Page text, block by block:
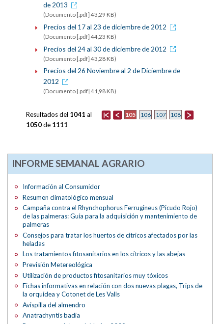
de 2013
(Documento [.pdf] 43,29 KB)
Precios del 17 al 23 de diciembre de 2012
(Documento [.pdf] 44,23 KB)
Precios del 24 al 30 de diciembre de 2012
(Documento [.pdf] 43,28 KB)
Precios del 26 Noviembre al 2 de Diciembre de
2012
(Documento [.pdf] 41,98 KB)
105 106 107 108
Resultados del 1041 al
1050de 1111
INFORME SEMANAL AGRARIO
Información al Consumidor
Resumen climatológico mensual
Campaña contra el Rhynchophorus Ferrugineus (Picudo Rojo)
de las palmeras: Guía para la adquisición y mantenimiento de
palmeras
Consejos para tratar los huertos de cítricos afectados por las
heladas
Los tratamientos fitosanitarios en los cítricos y las abejas
Previsión Metereológica
Utilización de productos fitosanitarios muy tóxicos
Fichas informativas en relación con dos nuevas plagas, Trips de
la orquídea y Cotonet de Les Valls
Avispilla del almendro
Anatrachyntis badia